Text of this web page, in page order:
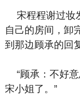
宋程程谢过妆
自己的房间，卸
到那边顾承的回
“顾承：不好意
宋小姐了。”